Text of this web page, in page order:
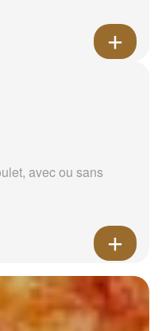
avec ou sans